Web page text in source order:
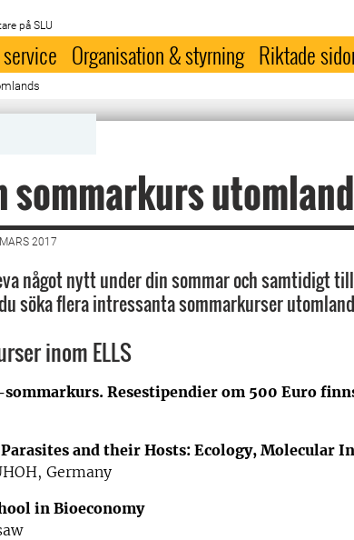
på SLU
Organisation & styrning Riktade
sommarkurs
2017
något nytt under din sommar och samtidigt
söka flera intressanta sommarkurser
inom ELLS
sommarkurs. Resestipendier om 500 Euro
and their Hosts: Ecology, Molecular
Germany
in Bioeconomy